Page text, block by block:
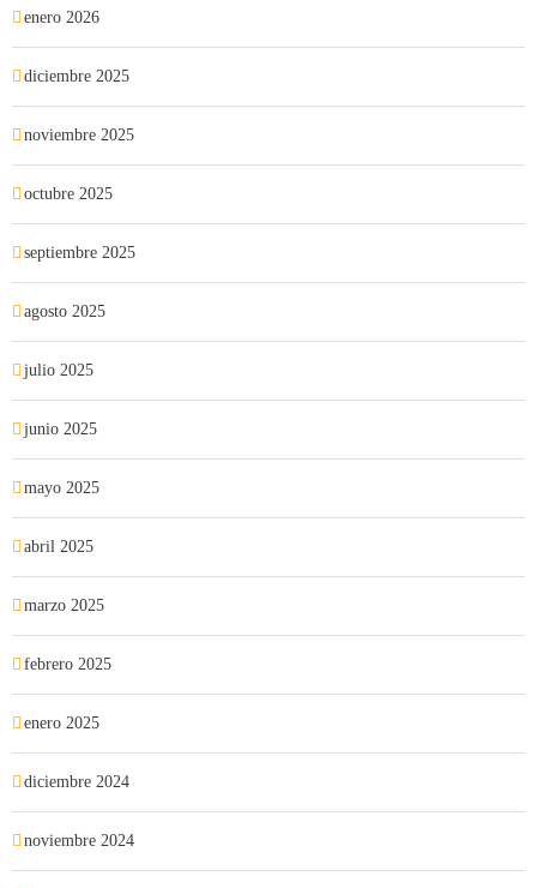
enero 2026
diciembre 2025
noviembre 2025
octubre 2025
septiembre 2025
agosto 2025
julio 2025
junio 2025
mayo 2025
abril 2025
marzo 2025
febrero 2025
enero 2025
diciembre 2024
noviembre 2024